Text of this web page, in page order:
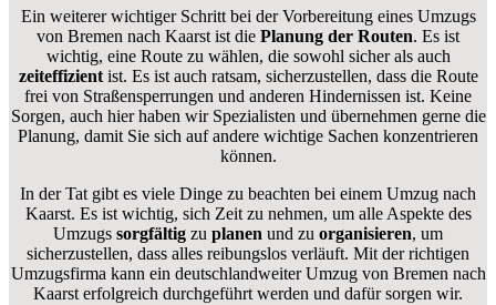
Ein weiterer wichtiger Schritt bei der Vorbereitung eines Umzugs
von Bremen nach Kaarst ist die Planung der Routen. Es ist
wichtig, eine Route zu wählen, die sowohl sicher als auch
zeiteffizientist. Es ist auch ratsam, sicherzustellen, dass die Route
frei von Straßensperrungen und anderen Hindernissen ist. Keine
Sorgen, auch hier haben wir Spezialisten und übernehmen gerne die
Planung, damit Sie sich auf andere wichtige Sachen konzentrieren
können.
In der Tat gibt es viele Dinge zu beachten bei einem Umzug nach
Kaarst. Es ist wichtig, sich Zeit zu nehmen, um alle Aspekte des
Umzugs sorgfältig zu planen und zu organisieren, um
sicherzustellen, dass alles reibungslos verläuft. Mit der richtigen
Umzugsfirma kann ein deutschlandweiter Umzug von Bremen nach
Kaarst erfolgreich durchgeführt werden und dafür sorgen wir.